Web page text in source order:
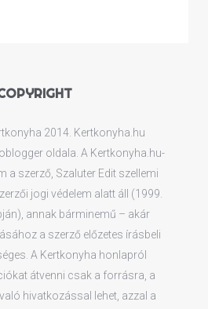
2014. Kertkonyha.hu
oldala. A Kertkonyha.hu-
a szerző, Szaluter Edit szellemi
jogi védelem alatt áll (1999.
annak bárminemű – akár
a szerző előzetes írásbeli
A Kertkonyha honlapról
átvenni csak a forrásra, a
hivatkozással lehet, azzal a